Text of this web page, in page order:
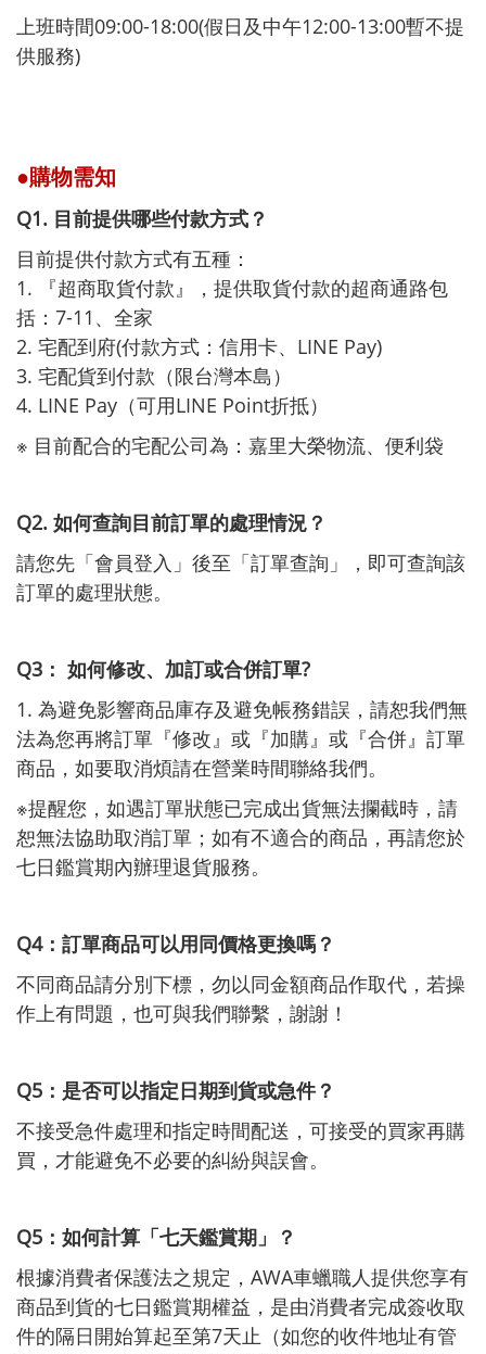
上班時間09:00-18:00(假日及中午12:00-13:00暫不提
供服務)
●購物需知
Q1. 目前提供哪些付款方式？
目前提供付款方式有五種：
1. 『超商取貨付款』，提供取貨付款的超商通路包
括：7-11、全家
2. 宅配到府(付款方式：信用卡、LINE Pay)
3. 宅配貨到付款（限台灣本島）
4. LINE Pay（可用LINE Point折抵）
※ 目前配合的宅配公司為：嘉里大榮物流、便利袋
Q2. 如何查詢目前訂單的處理情況？
請您先「會員登入」後至「訂單查詢」，即可查詢該
訂單的處理狀態。
Q3： 如何修改、加訂或合併訂單?
1. 為避免影響商品庫存及避免帳務錯誤，請恕我們無
法為您再將訂單『修改』或『加購』或『合併』訂單
商品，如要取消煩請在營業時間聯絡我們。
※提醒您，如遇訂單狀態已完成出貨無法攔截時，請
恕無法協助取消訂單；如有不適合的商品，再請您於
七日鑑賞期內辦理退貨服務。
Q4：訂單商品可以用同價格更換嗎？
不同商品請分別下標，勿以同金額商品作取代，若操
作上有問題，也可與我們聯繫，謝謝！
Q5：是否可以指定日期到貨或急件？
不接受急件處理和指定時間配送，可接受的買家再購
買，才能避免不必要的糾紛與誤會。
Q5：如何計算「七天鑑賞期」？
根據消費者保護法之規定，AWA車蠟職人提供您享有
商品到貨的七日鑑賞期權益，是由消費者完成簽收取
件的隔日開始算起至第7天止（如您的收件地址有管